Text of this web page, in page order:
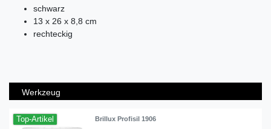
schwarz
13 x 26 x 8,8 cm
rechteckig
Werkzeug
Top-Artikel Brillux Profisil 1906